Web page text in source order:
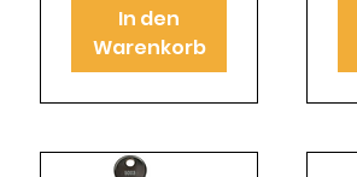
In den
Warenkorb